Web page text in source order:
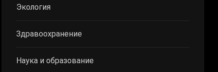
Экология
Здравоохранение
Наука и образование